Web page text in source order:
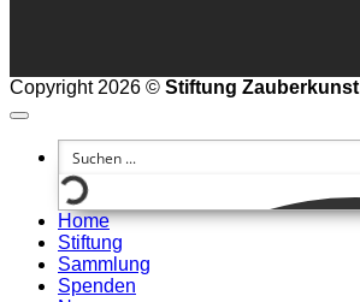
Copyright 2026 © Stiftung Zauberkunst
Home
Stiftung
Sammlung
Spenden